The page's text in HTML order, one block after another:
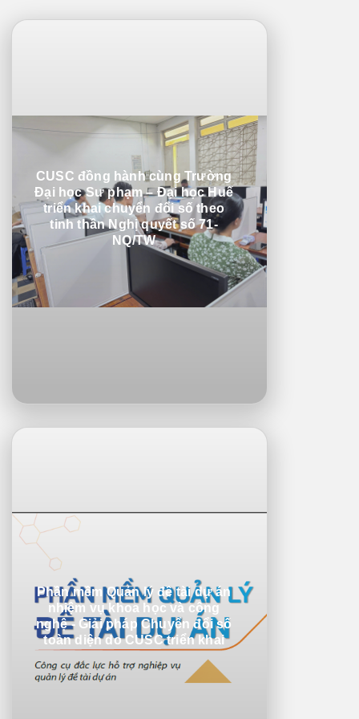
CUSC đồng hành cùng Trường
Đại học Sư phạm – Đại học Huế
triển khai chuyển đổi số theo
tinh thần Nghị quyết số 71-
NQ/TW
Phần mềm Quản lý đề tài dự án
nhiệm vụ khoa học và công
nghệ - Giải pháp Chuyển đổi số
toàn diện do CUSC triển khai